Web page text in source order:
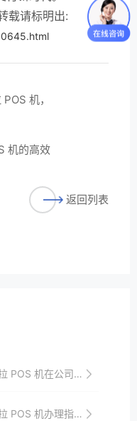
载请标明出:
机，
机的高效
返回列表
机在公司收款流程中的优化
理指南：全流程与要点深度解析总结超全面